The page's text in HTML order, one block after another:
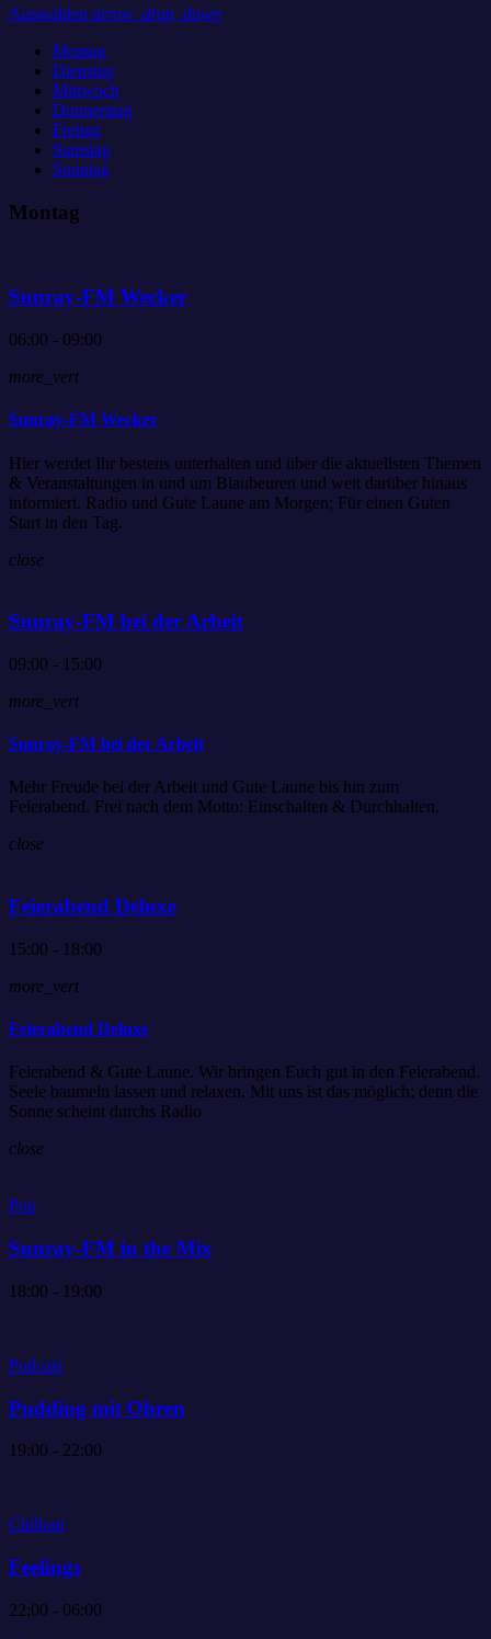
Auswählen arrow_drop_down
Montag
Dienstag
Mittwoch
Donnerstag
Freitag
Samstag
Sonntag
Montag
Sunray-FM Wecker
06:00 - 09:00
more_vert
Sunray-FM Wecker
Hier werdet Ihr bestens unterhalten und über die aktuellsten Themen
& Veranstaltungen in und um Blaubeuren und weit darüber hinaus
informiert. Radio und Gute Laune am Morgen; Für einen Guten
Start in den Tag.
close
Sunray-FM bei der Arbeit
09:00 - 15:00
more_vert
Sunray-FM bei der Arbeit
Mehr Freude bei der Arbeit und Gute Laune bis hin zum
Feierabend. Frei nach dem Motto: Einschalten & Durchhalten.
close
Feierabend Deluxe
15:00 - 18:00
more_vert
Feierabend Deluxe
Feierabend & Gute Laune. Wir bringen Euch gut in den Feierabend.
Seele baumeln lassen und relaxen. Mit uns ist das möglich; denn die
Sonne scheint durchs Radio
close
Pop
Sunray-FM in the Mix
18:00 - 19:00
Podcast
Pudding mit Ohren
19:00 - 22:00
Chillout
Feelings
22:00 - 06:00